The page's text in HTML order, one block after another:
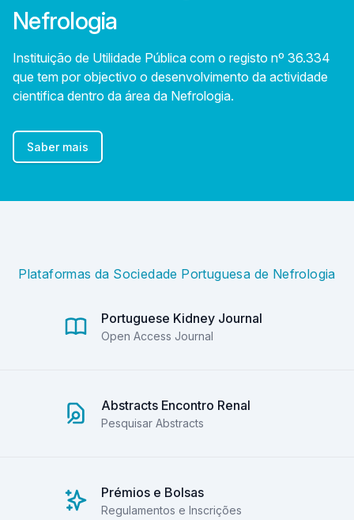
Nefrologia
Instituição de Utilidade Pública com o registo nº 36.334
que tem por objectivo o desenvolvimento da actividade
cientifica dentro da área da Nefrologia.
Saber mais
Plataformas da Sociedade Portuguesa de Nefrologia
Portuguese Kidney Journal
Open Access Journal
Abstracts Encontro Renal
Pesquisar Abstracts
Prémios e Bolsas
Regulamentos e Inscrições